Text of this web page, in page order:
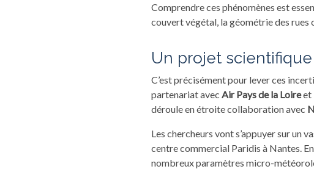
Comprendre ces phénomènes est
couvert végétal, la géométrie des rues
Un projet
C’est précisément pour lever ces
partenariat avec Air Pays de la Loireet
déroule en étroite collaboration avec
Les chercheurs vont s’appuyer sur
centre commercial Paridis à Nantes.
nombreux paramètres micro-